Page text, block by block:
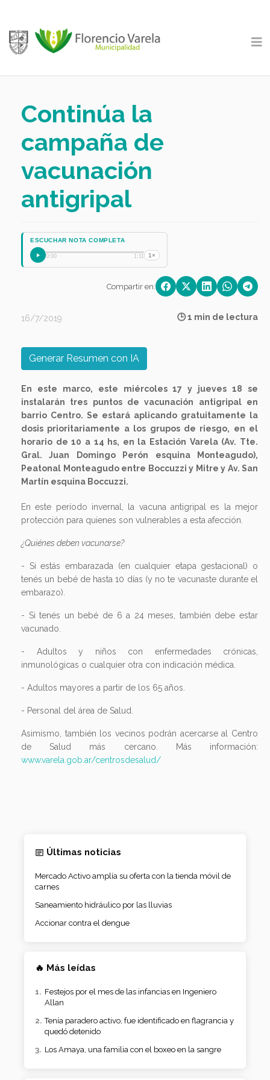
Continúa la
campaña de
vacunación
antigripal
ESCUCHAR NOTA COMPLETA
0:00 1:11 1×
Compartir en:
16/7/2019 🕒 1 min de lectura
Generar Resumen con IA
En este marco, este miércoles 17 y jueves 18 se
instalarán tres puntos de vacunación antigripal en
barrio Centro. Se estará aplicando gratuitamente la
dosis prioritariamente a los grupos de riesgo, en el
horario de 10 a 14 hs, en la Estación Varela (Av. Tte.
Gral. Juan Domingo Perón esquina Monteagudo),
Peatonal Monteagudo entre Boccuzzi y Mitre y Av. San
Martín esquina Boccuzzi.
En este período invernal, la vacuna antigripal es la mejor
protección para quienes son vulnerables a esta afección.
¿Quiénes deben vacunarse?
- Si estás embarazada (en cualquier etapa gestacional) o
tenés un bebé de hasta 10 días (y no te vacunaste durante el
embarazo).
- Si tenés un bebé de 6 a 24 meses, también debe estar
vacunado.
- Adultos y niños con enfermedades crónicas,
inmunológicas o cualquier otra con indicación médica.
- Adultos mayores a partir de los 65 años.
- Personal del área de Salud.
Asimismo, también los vecinos podrán acercarse al Centro
de Salud más cercano. Más información:
www.varela.gob.ar/centrosdesalud/
Últimas noticias
Mercado Activo amplía su oferta con la tienda móvil de
carnes
Saneamiento hidráulico por las lluvias
Accionar contra el dengue
🔥 Más leídas
Festejos por el mes de las infancias en Ingeniero
Allan
Tenía paradero activo, fue identificado en flagrancia y
quedó detenido
Los Amaya, una familia con el boxeo en la sangre